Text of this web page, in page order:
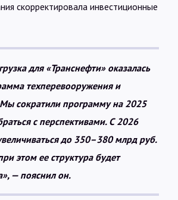
скорректировала инвестиционные
для «Транснефти» оказалась
техперевооружения и
сократили программу на 2025
с перспективами. С 2026
до 350–380 млрд руб.
этом ее структура будет
— пояснил он.